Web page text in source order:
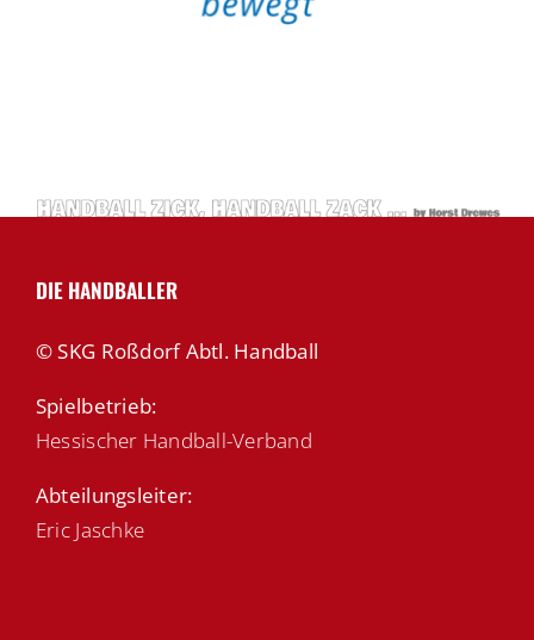
DIE HANDBALLER
© SKG Roßdorf Abtl. Handball
Spielbetrieb:
Hessischer Handball-Verband
Abteilungsleiter:
Eric Jaschke